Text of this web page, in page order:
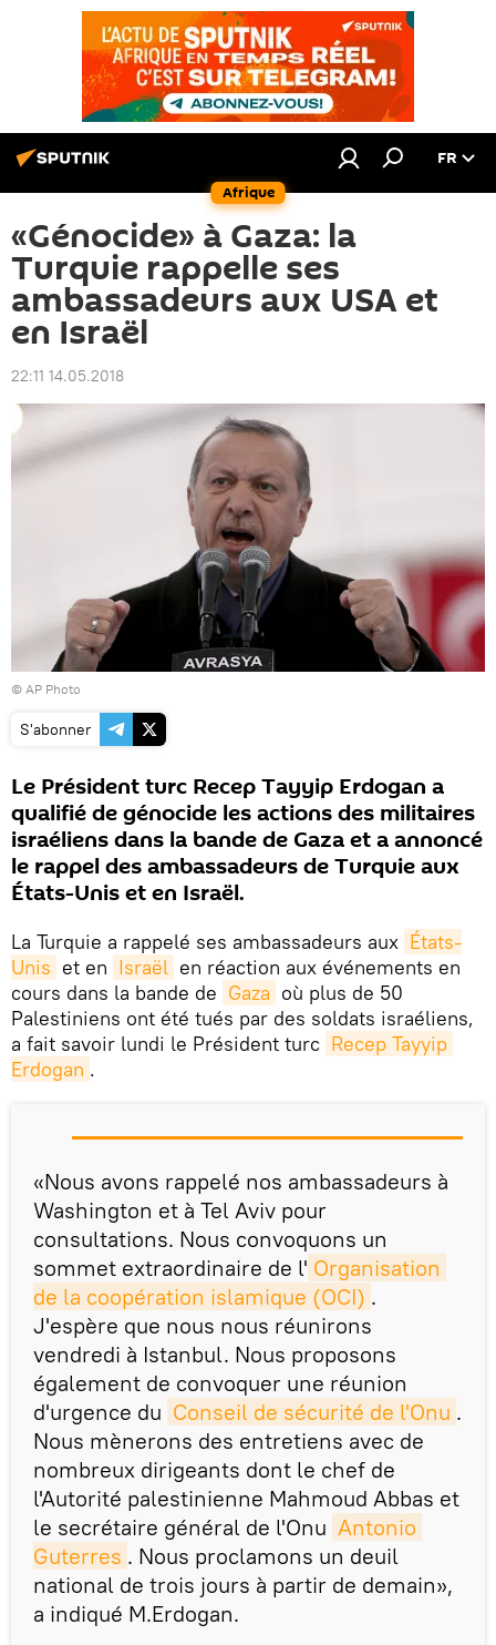
Afrique
FR
«Génocide» à Gaza: la
Turquie rappelle ses
ambassadeurs aux USA et
en Israël
22:11 14.05.2018
© AP Photo
S'abonner
Le Président turc Recep Tayyip Erdogan a
qualifié de génocide les actions des militaires
israéliens dans la bande de Gaza et a annoncé
le rappel des ambassadeurs de Turquie aux
États-Unis et en Israël.
La Turquie a rappelé ses ambassadeurs aux États-
Unis et en Israël en réaction aux événements en
cours dans la bande de Gaza où plus de 50
Palestiniens ont été tués par des soldats israéliens,
a fait savoir lundi le Président turc Recep Tayyip
Erdogan .
«Nous avons rappelé nos ambassadeurs à
Washington et à Tel Aviv pour
consultations. Nous convoquons un
sommet extraordinaire de l' Organisation
de la coopération islamique (OCI) .
J'espère que nous nous réunirons
vendredi à Istanbul. Nous proposons
également de convoquer une réunion
d'urgence du Conseil de sécurité de l'Onu .
Nous mènerons des entretiens avec de
nombreux dirigeants dont le chef de
l'Autorité palestinienne Mahmoud Abbas et
le secrétaire général de l'Onu Antonio
Guterres . Nous proclamons un deuil
national de trois jours à partir de demain»,
a indiqué M.Erdogan.